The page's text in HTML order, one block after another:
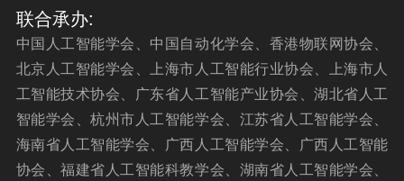
联合承办:
中国人工智能学会、中国自动化学会、香港物联网协会、
北京人工智能学会、上海市人工智能行业协会、上海市人
工智能技术协会、广东省人工智能产业协会、湖北省人工
智能学会、杭州市人工智能学会、江苏省人工智能学会、
海南省人工智能学会、广西人工智能学会、广西人工智能
协会、福建省人工智能科教学会、湖南省人工智能学会、